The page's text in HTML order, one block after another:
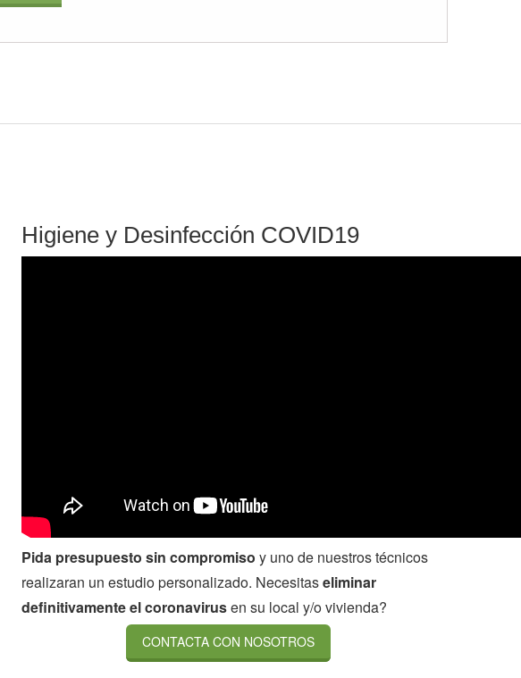
Higiene y Desinfección COVID19
Pida presupuesto sin compromiso y uno de nuestros técnicos
realizaran un estudio personalizado. Necesitaseliminar
definitivamente el coronavirusen su local y/o vivienda?
CONTACTA CON NOSOTROS